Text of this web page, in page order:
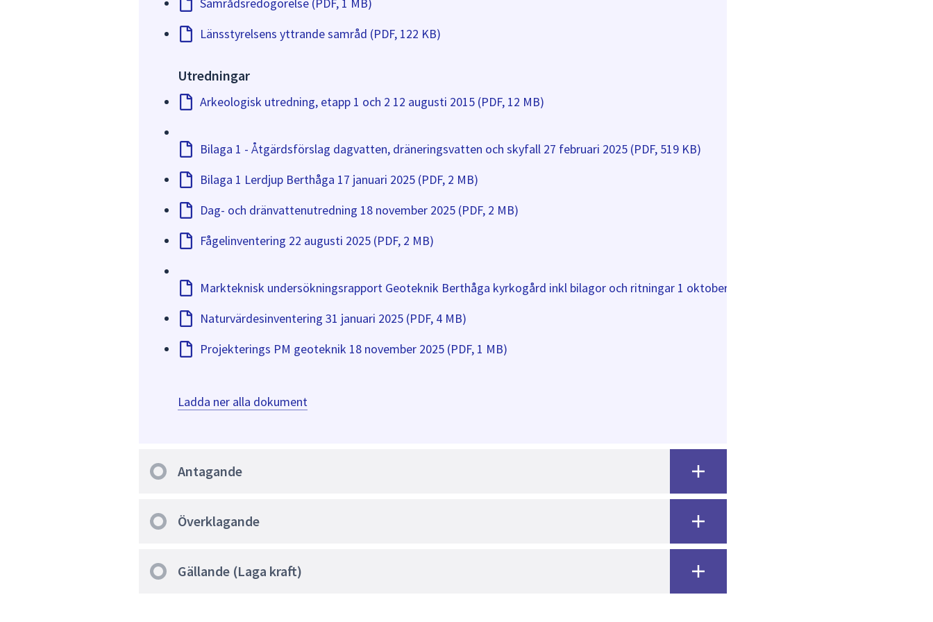
Länsstyrelsens yttrande samråd (PDF, 122 KB)
Utredningar
Arkeologisk utredning, etapp 1 och 2 12 augusti 2015 (PDF, 12 MB)
Bilaga 1 - Åtgärdsförslag dagvatten, dräneringsvatten och skyfall 27 februari 2025 (PDF, 519 KB)
Bilaga 1 Lerdjup Berthåga 17 januari 2025 (PDF, 2 MB)
Dag- och dränvattenutredning 18 november 2025 (PDF, 2 MB)
Fågelinventering 22 augusti 2025 (PDF, 2 MB)
Markteknisk undersökningsrapport Geoteknik Berthåga kyrkogård inkl bilagor och ritningar 1 oktober 2025 (PDF, 3 MB)
Naturvärdesinventering 31 januari 2025 (PDF, 4 MB)
Projekterings PM geoteknik 18 november 2025 (PDF, 1 MB)
Ladda ner alla dokument
Antagande
Överklagande
Gällande (Laga kraft)